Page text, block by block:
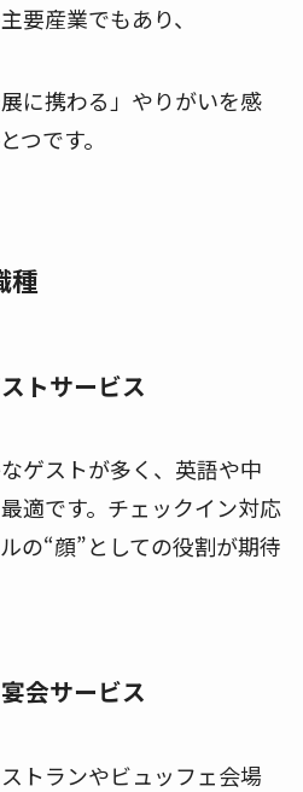
要産業でもあり、
に携わる」やりがいを感
つです。
種
トサービス
ゲストが多く、英語や中
適です。チェックイン対応
の“顔”としての役割が期待
会サービス
トランやビュッフェ会場